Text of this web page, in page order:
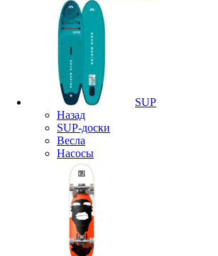
SUP
Назад
SUP-доски
Весла
Насосы